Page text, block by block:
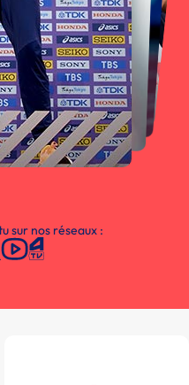
sur nos réseaux :